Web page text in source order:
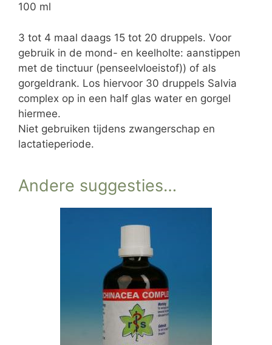
100 ml
3 tot 4 maal daags 15 tot 20 druppels. Voor
gebruik in de mond- en keelholte: aanstippen
met de tinctuur (penseelvloeistof)) of als
gorgeldrank. Los hiervoor 30 druppels Salvia
complex op in een half glas water en gorgel
hiermee.
Niet gebruiken tijdens zwangerschap en
lactatieperiode.
Andere suggesties…